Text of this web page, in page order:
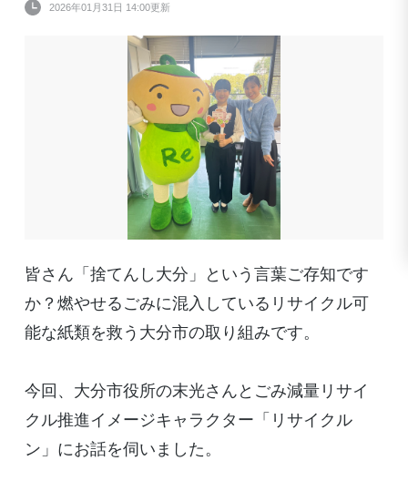
2026年01月31日 14:00更新
皆さん「捨てんし大分」という言葉ご存知です
か？燃やせるごみに混入しているリサイクル可
能な紙類を救う大分市の取り組みです。
今回、大分市役所の末光さんとごみ減量リサイ
クル推進イメージキャラクター「リサイクル
ン」にお話を伺いました。